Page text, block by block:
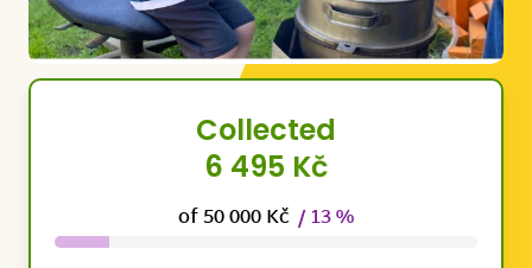
Collected
6 495 Kč
of 50 000 Kč / 13 %